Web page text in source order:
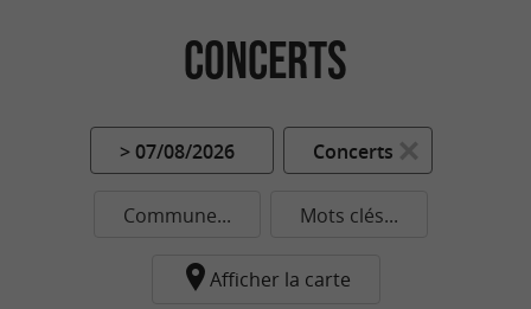
Concerts
> 07/08/2026 Concerts
Commune... Mots clés...
Afficher la carte